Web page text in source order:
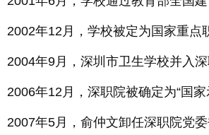
2002年12月，学校被定为国家重点
2004年9月，深圳市卫生学校并入深
2006年12月，深职院被确定为“国
2007年5月，俞仲文卸任深职院党